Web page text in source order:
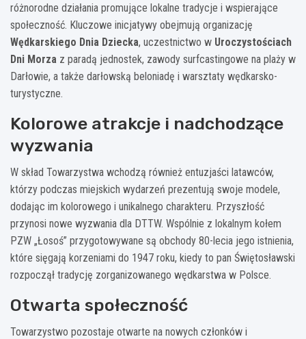
różnorodne działania promujące lokalne tradycje i wspierające
społeczność. Kluczowe inicjatywy obejmują organizację
Wędkarskiego Dnia Dziecka, uczestnictwo w Uroczystościach
Dni Morza z paradą jednostek, zawody surfcastingowe na plaży w
Darłowie, a także darłowską beloniadę i warsztaty wędkarsko-
turystyczne.
Kolorowe atrakcje i nadchodzące
wyzwania
W skład Towarzystwa wchodzą również entuzjaści latawców,
którzy podczas miejskich wydarzeń prezentują swoje modele,
dodając im kolorowego i unikalnego charakteru. Przyszłość
przynosi nowe wyzwania dla DTTW. Wspólnie z lokalnym kołem
PZW „Łosoś” przygotowywane są obchody 80-lecia jego istnienia,
które sięgają korzeniami do 1947 roku, kiedy to pan Świętosławski
rozpoczął tradycję zorganizowanego wędkarstwa w Polsce.
Otwarta społeczność
Towarzystwo pozostaje otwarte na nowych członków i